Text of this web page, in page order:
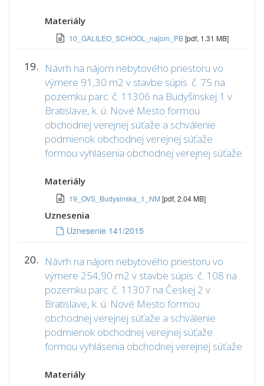
Materiály
10_GALILEO_SCHOOL_najom_PB[pdf, 1.31 MB]
19.
Návrh na nájom nebytového priestoru vo
výmere 91,30 m2 v stavbe súpis. č. 75 na
pozemku parc. č. 11306 na Budyšínskej 1 v
Bratislave, k. ú. Nové Mesto formou
obchodnej verejnej súťaže a schválenie
podmienok obchodnej verejnej súťaže
formou vyhlásenia obchodnej verejnej súťaže
Materiály
19_OVS_Budysinska_1_NM [pdf, 2.04 MB]
Uznesenia
Uznesenie 141/2015
20.
Návrh na nájom nebytového priestoru vo
výmere 254,90 m2 v stavbe súpis. č. 108 na
pozemku parc. č. 11307 na Českej 2 v
Bratislave, k. ú. Nové Mesto formou
obchodnej verejnej súťaže a schválenie
podmienok obchodnej verejnej súťaže
formou vyhlásenia obchodnej verejnej súťaže
Materiály